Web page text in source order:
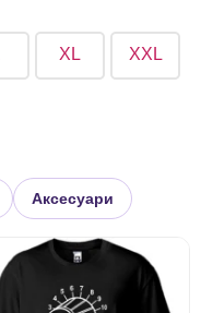
XL XXL
Аксесуари